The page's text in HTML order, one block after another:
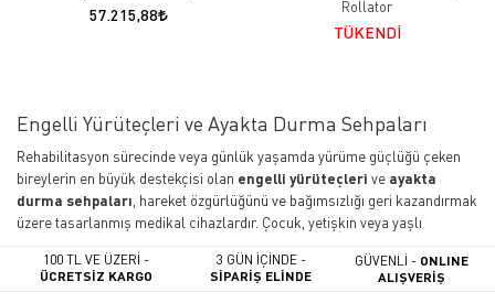
57.215,88
Rollator
TÜKENDİ
Engelli Yürüteçleri ve Ayakta Durma Sehpaları
Rehabilitasyon sürecinde veya günlük yaşamda yürüme güçlüğü çeken
bireylerin en büyük destekçisi olan engelli yürüteçleri ve ayakta
durma sehpaları , hareket özgürlüğünü ve bağımsızlığı geri kazandırmak
üzere tasarlanmış medikal cihazlardır. Çocuk, yetişkin veya yaşlı
güvenle adım atmasını kolaylaştıran bu donanımlar, kas ve iskelet
sisteminin korunmasında kritik bir rol oynar.
100 TL VE ÜZERİ -
ÜCRETSİZ KARGO
3 GÜN İÇİNDE -
SİPARİŞ ELİNDE
GÜVENLİ - ONLINE
ALIŞVERİŞ